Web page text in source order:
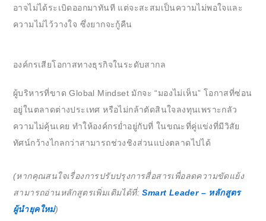
อาจไม่ได้ระเบิดออกมาทันที แต่จะสะสมเป็นความไม่พอใจและ
ความไม่ไว้วางใจ ซึ่งยากจะกู้คืน
องค์กรเสียโอกาสทางธุรกิจในระดับสากล
ผู้บริหารที่ขาด Global Mindset มักจะ “มองไม่เห็น” โอกาสที่ซ่อน
อยู่ในตลาดต่างประเทศ หรือไม่กล้าตัดสินใจลงทุนเพราะกลัว
ความไม่คุ้นเคย ทำให้องค์กรย่ำอยู่กับที่ ในขณะที่คู่แข่งที่มีวิสัย
ทัศน์กว้างไกลกว่าสามารถช่วงชิงส่วนแบ่งตลาดไปได้
(หากคุณสนใจเรื่องการปรับปรุงการสื่อสารเพื่อลดความขัดแย้ง
สามารถอ่านหลักสูตรเพิ่มเติมได้ที่:Smart Leader – หลักสูตร
ผู้นำยุคใหม่)